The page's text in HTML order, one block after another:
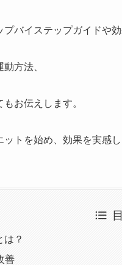
バイステップガイドや
方法、
お伝えします。
トを始め、効果を実感し
は？
善